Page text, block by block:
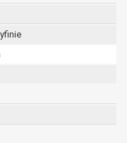
dane
na
odbioru danych